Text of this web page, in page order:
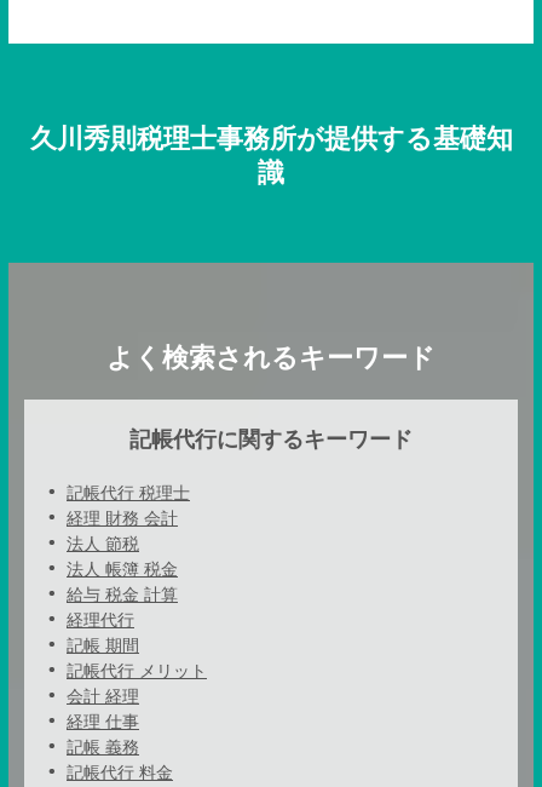
久川秀則税理士事務所が提供する基礎知
識
よく検索されるキーワード
記帳代行に関するキーワード
記帳代行 税理士
経理 財務 会計
法人 節税
法人 帳簿 税金
給与 税金 計算
経理代行
記帳 期間
記帳代行 メリット
会計 経理
経理 仕事
記帳 義務
記帳代行 料金